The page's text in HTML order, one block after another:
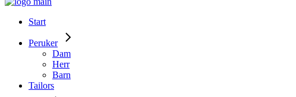
Start
Peruker
Dam
Herr
Barn
Tailors